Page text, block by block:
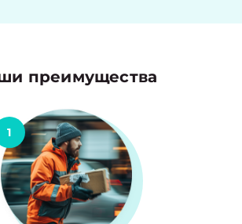
преимущества
1